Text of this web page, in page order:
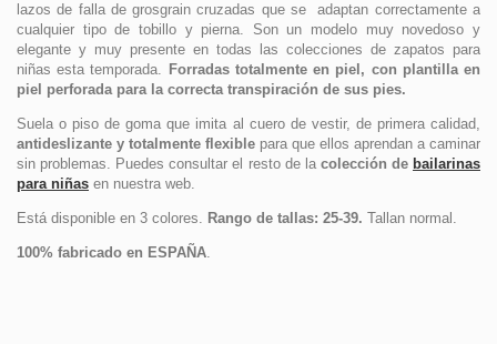
lazos de falla de grosgrain cruzadas que se adaptan correctamente a
cualquier tipo de tobillo y pierna. Son un modelo muy novedoso y
elegante y muy presente en todas las colecciones de zapatos para
niñas esta temporada. Forradas totalmente en piel, con plantilla en
piel perforada para la correcta transpiración de sus pies.
Suela o piso de goma que imita al cuero de vestir, de primera calidad,
antideslizante y totalmente flexible para que ellos aprendan a caminar
sin problemas. Puedes consultar el resto de la colección de bailarinas
para niñas en nuestra web.
Está disponible en 3 colores. Rango de tallas: 25-39. Tallan normal.
100% fabricado en ESPAÑA.